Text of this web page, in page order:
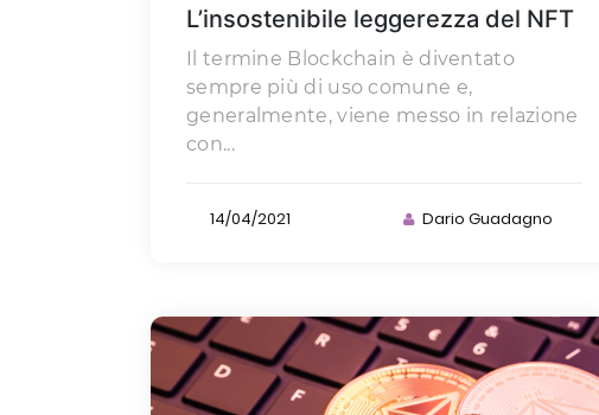
L’insostenibile leggerezza del NFT
Il termine Blockchain è diventato
sempre più di uso comune e,
generalmente, viene messo in relazione
con...
14/04/2021 Dario Guadagno